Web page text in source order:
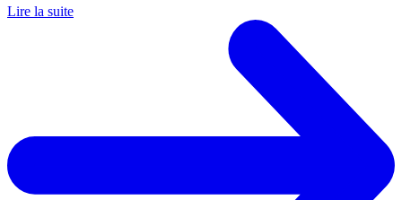
Lire la suite